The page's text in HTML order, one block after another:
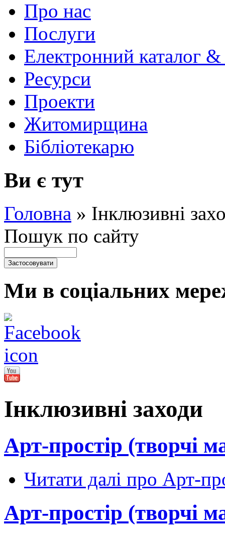
Про нас
Послуги
Електронний каталог
Ресурси
Проекти
Житомирщина
Бібліотекарю
Ви є тут
Головна » Інклюзивні
Пошук по сайту
Ми в соціальних
Інклюзивні заходи
Арт-простір (творчі
Читати далі про Арт-
Арт-простір (творчі